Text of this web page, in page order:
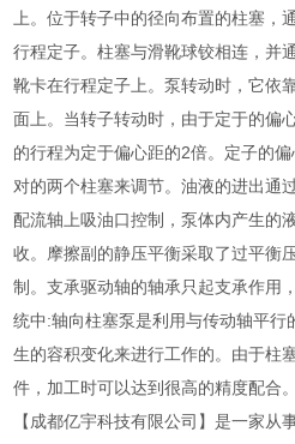
上。位于转子中的径向布置的柱塞，
行程定子。柱塞与滑靴球铰相连，并
靴卡在行程定子上。泵转动时，它依
面上。当转子转动时，由于定于的偏
的行程为定于偏心距的2倍。定子的
对的两个柱塞来调节。油液的进出通
配流轴上吸油口控制，泵体内产生的
收。摩擦副的静压平衡采取了过平衡
制。支承驱动轴的轴承只起支承作用
统中:轴向柱塞泵是利用与传动轴平
生的容积变化来进行工作的。由于柱
件，加工时可以达到很高的精度配合。
【成都亿宇科技有限公司】是一家从